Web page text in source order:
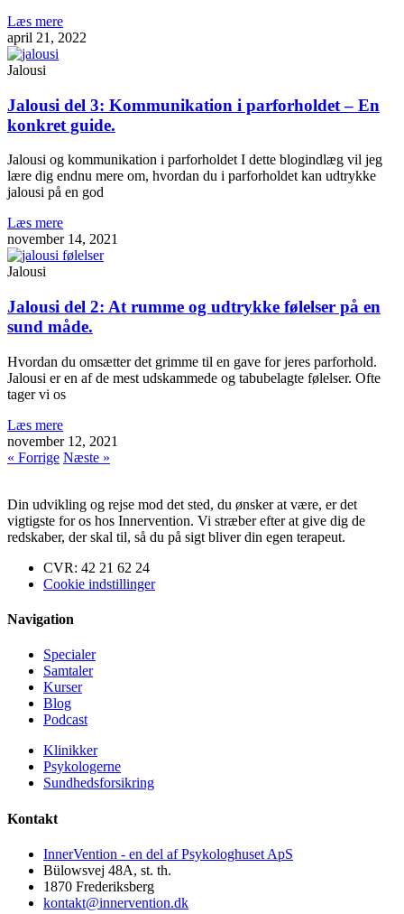
Læs mere
april 21, 2022
Jalousi
Jalousi del 3: Kommunikation i parforholdet – En
konkret guide.
Jalousi og kommunikation i parforholdet I dette blogindlæg vil jeg
lære dig endnu mere om, hvordan du i parforholdet kan udtrykke
jalousi på en god
Læs mere
november 14, 2021
Jalousi
Jalousi del 2: At rumme og udtrykke følelser på en
sund måde.
Hvordan du omsætter det grimme til en gave for jeres parforhold.
Jalousi er en af de mest udskammede og tabubelagte følelser. Ofte
tager vi os
Læs mere
november 12, 2021
« Forrige Næste »
Din udvikling og rejse mod det sted, du ønsker at være, er det
vigtigste for os hos Innervention. Vi stræber efter at give dig de
redskaber, der skal til, så du på sigt bliver din egen terapeut.
CVR: 42 21 62 24
Cookie indstillinger
Navigation
Specialer
Samtaler
Kurser
Blog
Podcast
Klinikker
Psykologerne
Sundhedsforsikring
Kontakt
InnerVention - en del af Psykologhuset ApS
Bülowsvej 48A, st. th.
1870 Frederiksberg
kontakt@innervention.dk